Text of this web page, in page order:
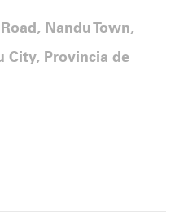
Nandu Town,
City, Provincia de